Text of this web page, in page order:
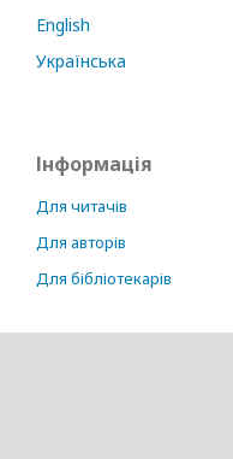
English
Українська
Інформація
Для читачів
Для авторів
Для бібліотекарів